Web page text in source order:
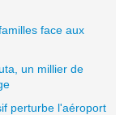
face aux
un millier de
perturbe l'aéroport